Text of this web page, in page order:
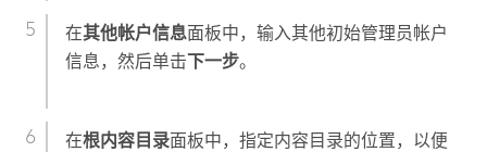
在其他帐户信息面板中，输入其他初始管理员帐户
信息，然后单击下一步。
在根内容目录面板中，指定内容目录的位置，以便